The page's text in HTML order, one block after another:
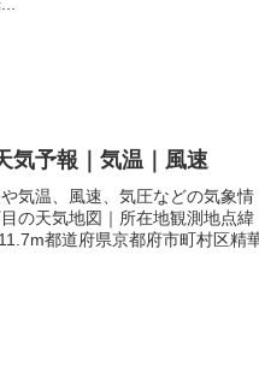
気予報｜気温｜風速
気温、風速、気圧などの気象情
の天気地図｜所在地観測地点緯
都道府県京都府市町村区精